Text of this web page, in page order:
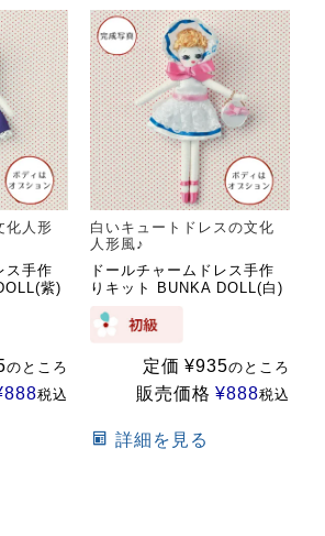
化人形
ス手作
紫)
のところ
888税込
白いキュートドレスの文化
人形風♪
ドールチャームドレス手作
りキット BUNKA DOLL(白)
定価 ¥935のところ
販売価格 ¥888税込
詳細を見る